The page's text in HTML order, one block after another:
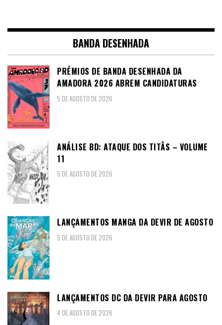
BANDA DESENHADA
PRÉMIOS DE BANDA DESENHADA DA
AMADORA 2026 ABREM CANDIDATURAS
5 DE AGOSTO DE 2026
ANÁLISE BD: ATAQUE DOS TITÃS – VOLUME
11
5 DE AGOSTO DE 2026
LANÇAMENTOS MANGA DA DEVIR DE AGOSTO
5 DE AGOSTO DE 2026
LANÇAMENTOS DC DA DEVIR PARA AGOSTO
4 DE AGOSTO DE 2026